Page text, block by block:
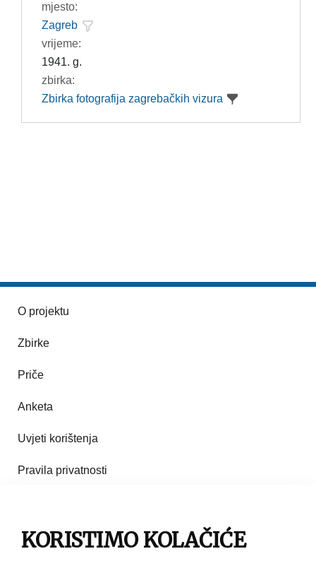
mjesto:
Zagreb
vrijeme:
1941. g.
zbirka:
Zbirka fotografija zagrebačkih vizura
O projektu
Zbirke
Priče
Anketa
Uvjeti korištenja
Pravila privatnosti
Pravila korištenja
KORISTIMO KOLAČIĆE